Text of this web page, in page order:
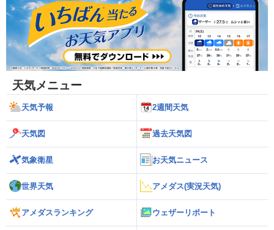
天気メニュー
天気予報 2週間天気
天気図 過去天気図
気象衛星 お天気ニュース
世界天気 アメダス(実況天気)
アメダスランキング ウェザーリポート